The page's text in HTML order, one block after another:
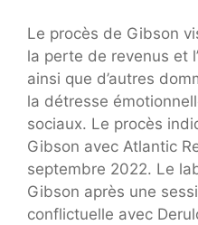
Le procès de Gibson
la perte de revenus et
ainsi que d’autres
la détresse
sociaux. Le procès
Gibson avec Atlantic
septembre 2022. Le
Gibson après une
conflictuelle avec